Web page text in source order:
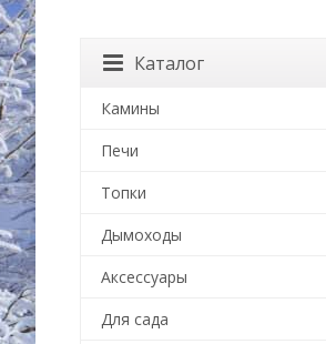
Каталог
Камины
Печи
Топки
Дымоходы
Аксессуары
Для сада